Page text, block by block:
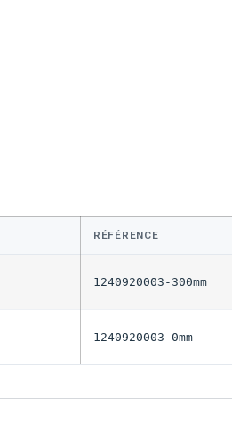
RÉFÉRENCE
1240920003-300mm
1240920003-0mm